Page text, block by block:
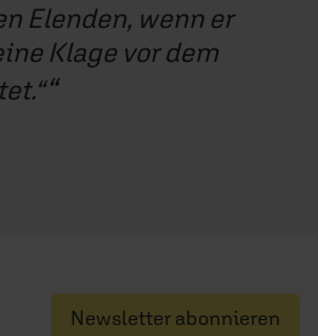
Elenden, wenn er
Klage vor dem
Newsletter abonnieren